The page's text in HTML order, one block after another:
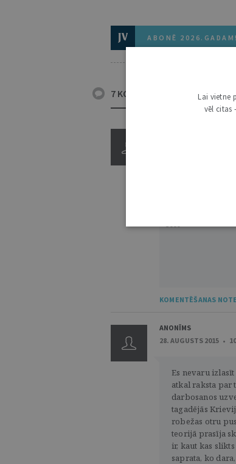
ABONĒ 2026.GADAM!
7 KOMENTĀRI
3000
KOMENTĒŠANAS
ANONĪMS
28. AUGUSTS 2015 •
Es nevaru
atkal raksta par
darbosanos
tagadējās
robežas otru
teorijā prasīja
ir, kaut kas
saprata, ko
Lai vietne
vēl citas